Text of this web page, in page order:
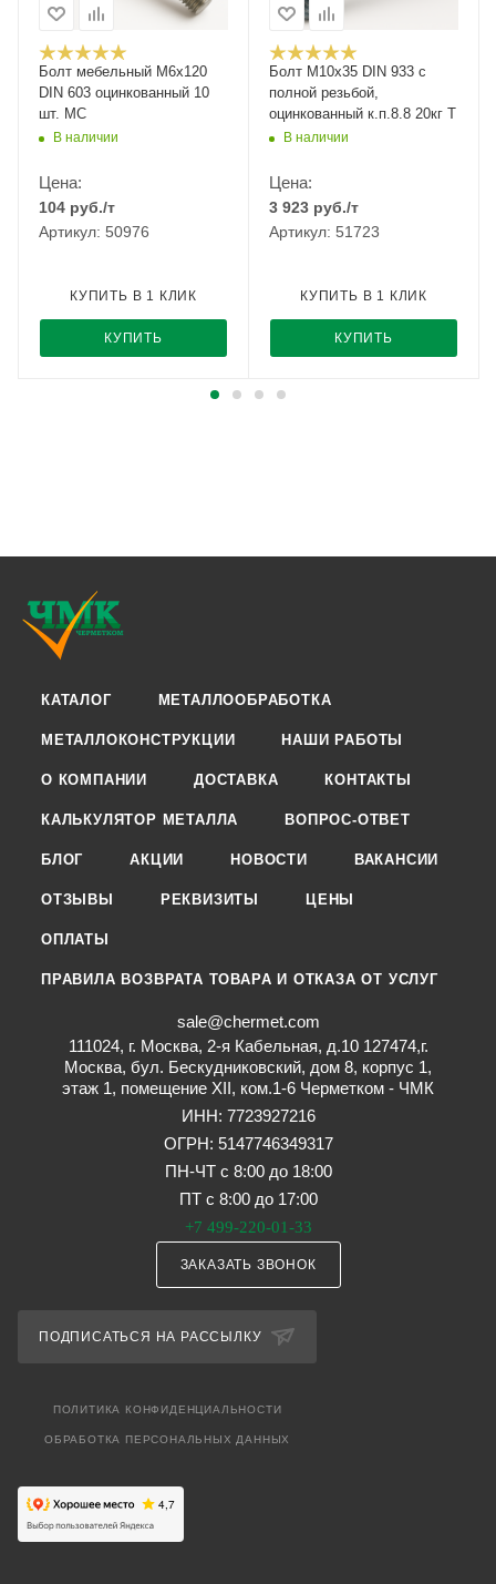
Болт мебельный M6x120
DIN 603 оцинкованный 10
шт. МС
В наличии
Цена:
104 руб./т
Артикул: 50976
КУПИТЬ
КУПИТЬ В 1 КЛИК
Болт М10x35 DIN 933 с
полной резьбой,
оцинкованный к.п.8.8 20кг Т
В наличии
Цена:
3 923 руб./т
Артикул: 51723
КУПИТЬ
КУПИТЬ В 1 КЛИК
КАТАЛОГ МЕТАЛЛООБРАБОТКА
МЕТАЛЛОКОНСТРУКЦИИ НАШИ РАБОТЫ
О КОМПАНИИ ДОСТАВКА КОНТАКТЫ
КАЛЬКУЛЯТОР МЕТАЛЛА ВОПРОС-ОТВЕТ
БЛОГ АКЦИИ НОВОСТИ ВАКАНСИИ
ОТЗЫВЫ РЕКВИЗИТЫ ЦЕНЫ
ОПЛАТЫ
ПРАВИЛА ВОЗВРАТА ТОВАРА И ОТКАЗА ОТ УСЛУГ
sale@chermet.com
111024, г. Москва, 2-я Кабельная, д.10 127474,г.
Москва, бул. Бескудниковский, дом 8, корпус 1,
этаж 1, помещение XII, ком.1-6 Черметком - ЧМК
ИНН: 7723927216
ОГРН: 5147746349317
ПН-ЧТ с 8:00 до 18:00
ПТ с 8:00 до 17:00
+7 499-220-01-33
ЗАКАЗАТЬ ЗВОНОК
ПОДПИСАТЬСЯ НА РАССЫЛКУ
ПОЛИТИКА КОНФИДЕНЦИАЛЬНОСТИ
ОБРАБОТКА ПЕРСОНАЛЬНЫХ ДАННЫХ